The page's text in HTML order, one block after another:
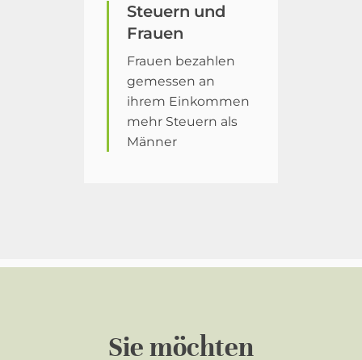
Steuern und
Frauen
Frauen bezahlen
gemessen an
ihrem Einkommen
mehr Steuern als
Männer
Sie möchten